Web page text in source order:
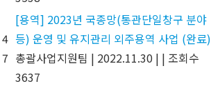
4
7
[용역] 2023년 국종망(통관단일창구 분야
등) 운영 및 유지관리 외주용역 사업 (완료)
총괄사업지원팀 | 2022.11.30 | | 조회수
3637